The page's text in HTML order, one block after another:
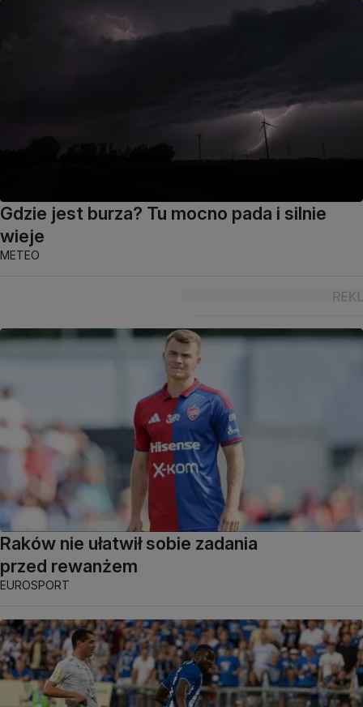
Gdzie jest burza? Tu mocno pada i silnie
wieje
METEO
Raków nie ułatwił sobie zadania
przed rewanżem
EUROSPORT